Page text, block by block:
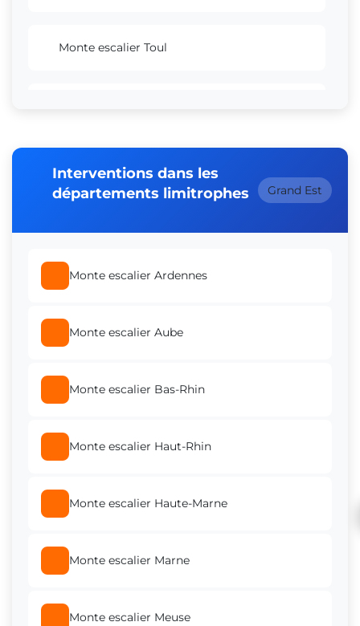
Monte escalier Toul
Monte escalier Villers-lès-Nancy
Monte escalier Pont-à-Mousson
Monte escalier Saint-Max
Monte escalier Villerupt
Monte escalier Maxéville
Monte escalier Dombasle-sur-Meurthe
Monte escalier Jarville-la-Malgrange
Interventions dans les
départements limitrophes
Grand Est
Monte escalier Ardennes
Monte escalier Aube
Monte escalier Bas-Rhin
Monte escalier Haut-Rhin
Monte escalier Haute-Marne
Monte escalier Marne
Monte escalier Meuse